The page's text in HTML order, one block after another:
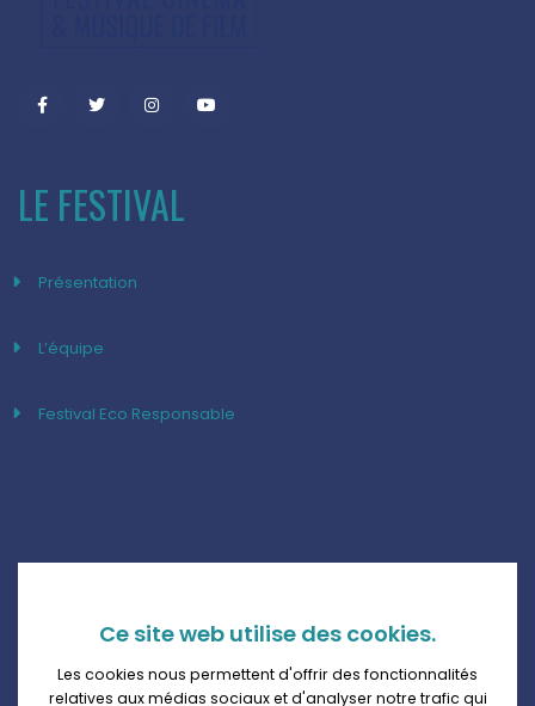
LE FESTIVAL
Présentation
L’équipe
Festival Eco Responsable
Ce site web utilise des cookies.
Les cookies nous permettent d'offrir des fonctionnalités
relatives aux médias sociaux et d'analyser notre trafic qui